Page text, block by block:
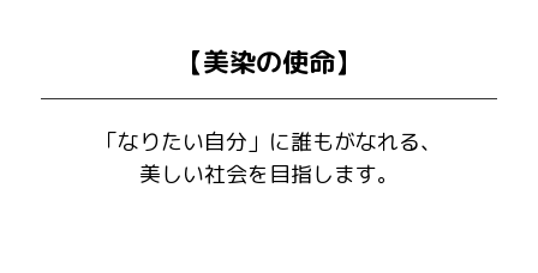
【美染の使命】
「なりたい自分」に誰もがなれる、
美しい社会を目指します。